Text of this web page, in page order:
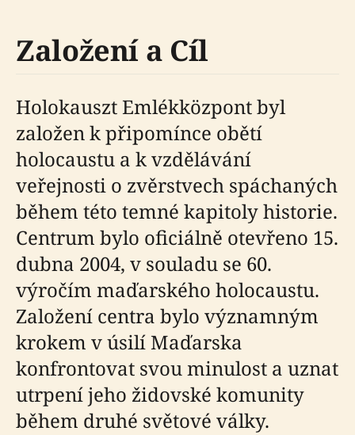
Založení a Cíl
Holokauszt Emlékközpont byl
založen k připomínce obětí
holocaustu a k vzdělávání
veřejnosti o zvěrstvech spáchaných
během této temné kapitoly historie.
Centrum bylo oficiálně otevřeno 15.
dubna 2004, v souladu se 60.
výročím maďarského holocaustu.
Založení centra bylo významným
krokem v úsilí Maďarska
konfrontovat svou minulost a uznat
utrpení jeho židovské komunity
během druhé světové války.